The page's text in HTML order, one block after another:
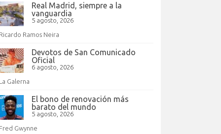
Real Madrid, siempre a la
vanguardia
5 agosto, 2026
Ramos Neira
Devotos de San Comunicado
Oficial
6 agosto, 2026
Galerna
El bono de renovación más
barato del mundo
5 agosto, 2026
Gwynne